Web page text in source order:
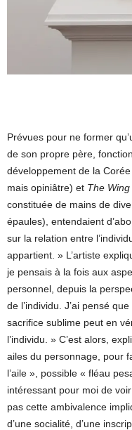
Prévues pour ne former
de son propre père,
développement de la
mais opiniâtre) et The Wing
constituée de mains de
épaules), entendaient
sur la relation entre
appartient. » L’artiste
je pensais à la fois aux
personnel, depuis la
de l’individu. J’ai pensé
sacrifice sublime peut en
l’individu. » C’est alors,
ailes du personnage, pour
l’aile », possible « fléau
intéressant pour moi de
pas cette ambivalence
d’une socialité, d’une